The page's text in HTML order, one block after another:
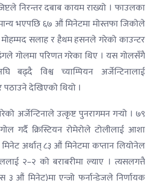
निरन्तर दबाब कायम राख्यो । फाउलका
भएपछि ६७ औं मिनेटमा मोस्तफा जिकोले
सलाह र हैथम हसनले गरेको काउन्टर
गोलमा परिणत गरेका थिए । यस गोलसँगै
बढ्दै विश्व च्याम्पियन अर्जेन्टिनालाई
पठाउने देखिएको थियो ।
अर्जेन्टिनाले उत्कृष्ट पुनरागमन गर्‍यो । ७९
गर्दै क्रिस्टियन रोमेरोले टोलीलाई आशा
अर्थात् ८३ औं मिनेटमा कप्तान लियोनेल
२–२ को बराबरीमा ल्याए । त्यसलगत्तै